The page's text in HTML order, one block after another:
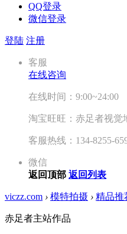
QQ登录
微信登录
登陆 注册
客服
在线咨询
在线时间：9:00~24:00
淘宝旺旺：赤足者视觉
客服热线：134-8255-
微信
返回顶部 返回列表
viczz.com › 模特拍摄 › 精品推
赤足者主站作品